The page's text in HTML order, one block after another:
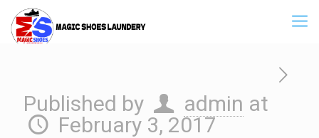
Published by admin at
February 3, 2017